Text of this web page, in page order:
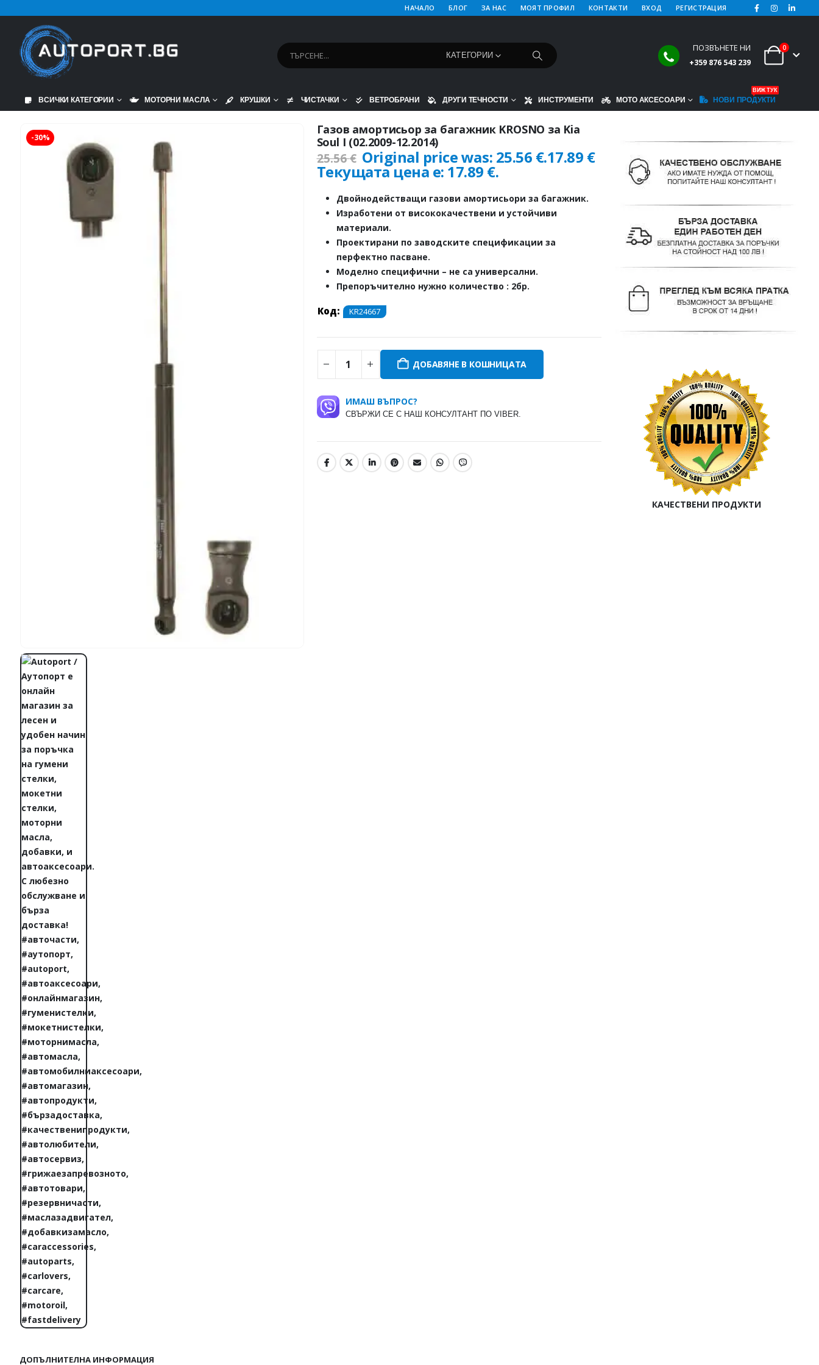
НАЧАЛО БЛОГ ЗА НАС МОЯТ ПРОФИЛ КОНТАКТИ ВХОД РЕГИСТРАЦИЯ
КАТЕГОРИИ
ПОЗВЪНЕТЕ НИ
+359 876 543 239
0
ВСИЧКИ КАТЕГОРИИ МОТОРНИ МАСЛА КРУШКИ ЧИСТАЧКИ ВЕТРОБРАНИ ДРУГИ ТЕЧНОСТИ ИНСТРУМЕНТИ МОТО АКСЕСОАРИ НОВИ ПРОДУКТИ
ВИЖ ТУК
-30%
Газов амортисьор за багажник KROSNO за Kia
Soul I (02.2009-12.2014)
25.56€ Original price was: 25.56 €.17.89 €
Текущата цена е: 17.89 €.
Двойнодействащи газови амортисьори за багажник.
Изработени от висококачествени и устойчиви
материали.
Проектирани по заводските спецификации за
перфектно пасване.
Моделно специфични – не са универсални.
Препоръчително нужно количество : 2бр.
Код: KR24667
ДОБАВЯНЕ В КОШНИЦАТА
ИМАШ ВЪПРОС?
СВЪРЖИ СЕ С НАШ КОНСУЛТАНТ ПО VIBER.
ДОПЪЛНИТЕЛНА ИНФОРМАЦИЯ
КАЧЕСТВЕНИ ПРОДУКТИ